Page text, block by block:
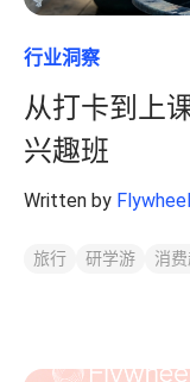
行业洞察
从打卡到上
兴趣班
Written by Flywheel
旅行 研学游 消